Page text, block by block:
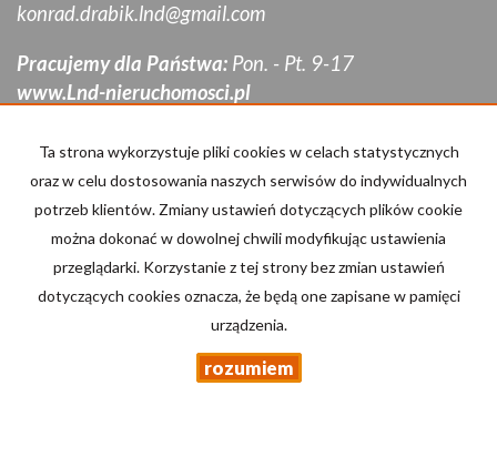
konrad.drabik.lnd@gmail.com
Pracujemy dla Państwa: Pon. - Pt. 9-17
www.Lnd-nieruchomosci.pl
Domyna wynajem
Działkina wynajem
Lokalena wynajem
Halena wynajem
Obiektyna wynajem
Mieszkania
na sprzedaż
na sprzedaż
na sprzedaż
na sprzedaż
Ta strona wykorzystuje pliki cookies w celach statystycznych
oraz w celu dostosowania naszych serwisów do indywidualnych
potrzeb klientów. Zmiany ustawień dotyczących plików cookie
można dokonać w dowolnej chwili modyfikując ustawienia
przeglądarki. Korzystanie z tej strony bez zmian ustawień
dotyczących cookies oznacza, że będą one zapisane w pamięci
urządzenia.
rozumiem